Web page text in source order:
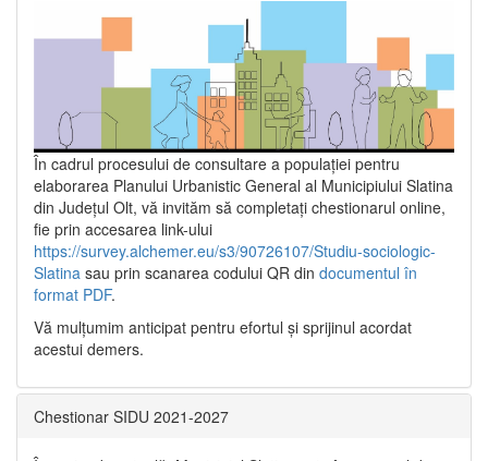
În cadrul procesului de consultare a populaţiei pentru
elaborarea Planului Urbanistic General al Municipiului Slatina
din Județul Olt, vă invităm să completați chestionarul online,
fie prin accesarea link-ului
https://survey.alchemer.eu/s3/90726107/Studiu-sociologic-
Slatina sau prin scanarea codului QR din documentul în
format PDF.
Vă mulţumim anticipat pentru efortul şi sprijinul acordat
acestui demers.
Chestionar SIDU 2021-2027